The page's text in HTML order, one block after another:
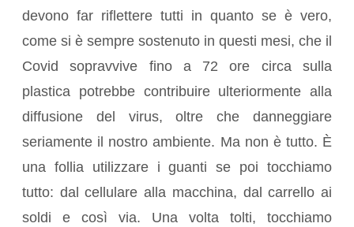
devono far riflettere tutti in quanto se è vero,
come si è sempre sostenuto in questi mesi, che il
Covid sopravvive fino a 72 ore circa sulla
plastica potrebbe contribuire ulteriormente alla
diffusione del virus, oltre che danneggiare
seriamente il nostro ambiente. Ma non è tutto. È
una follia utilizzare i guanti se poi tocchiamo
tutto: dal cellulare alla macchina, dal carrello ai
soldi e così via. Una volta tolti, tocchiamo